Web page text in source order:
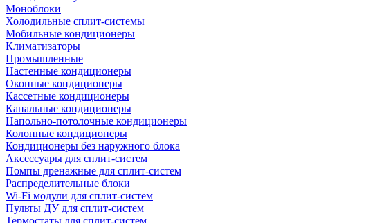
Моноблоки
Холодильные сплит-системы
Мобильные кондиционеры
Климатизаторы
Промышленные
Настенные кондиционеры
Оконные кондиционеры
Кассетные кондиционеры
Канальные кондиционеры
Напольно-потолочные кондиционеры
Колонные кондиционеры
Кондиционеры без наружного блока
Аксессуары для сплит-систем
Помпы дренажные для сплит-систем
Распределительные блоки
Wi-Fi модули для сплит-систем
Пульты ДУ для сплит-систем
Термостаты для сплит-систем